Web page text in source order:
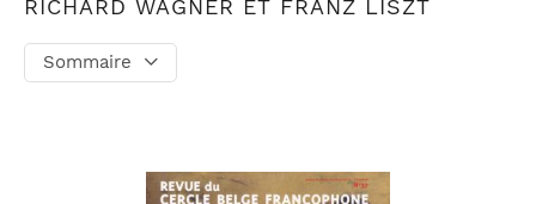
RICHARD WAGNER ET FRANZ LISZT
Sommaire